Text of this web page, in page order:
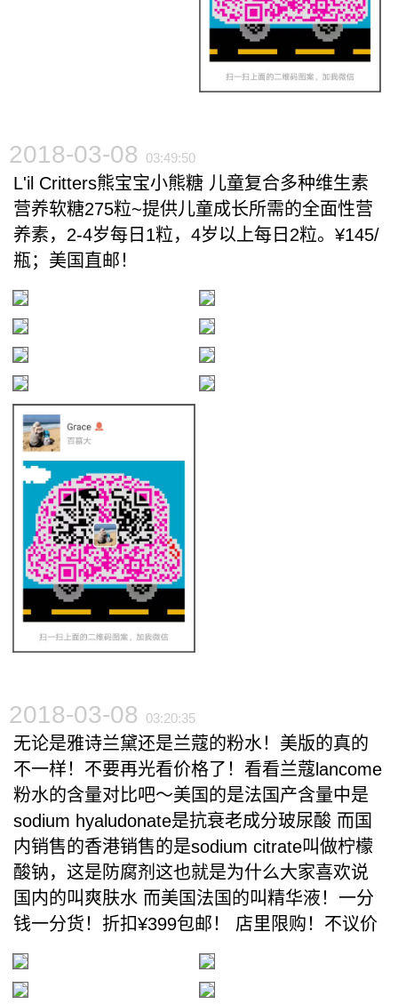
2018-03-08 03:49:50
L'il Critters熊宝宝小熊糖 儿童复合多种维生素
营养软糖275粒~提供儿童成长所需的全面性营
养素，2-4岁每日1粒，4岁以上每日2粒。¥145/
瓶；美国直邮！
2018-03-08 03:20:35
无论是雅诗兰黛还是兰蔻的粉水！美版的真的
不一样！不要再光看价格了！看看兰蔻lancome
粉水的含量对比吧～美国的是法国产含量中是
sodium hyaludonate是抗衰老成分玻尿酸 而国
内销售的香港销售的是sodium citrate叫做柠檬
酸钠，这是防腐剂这也就是为什么大家喜欢说
国内的叫爽肤水 而美国法国的叫精华液！一分
钱一分货！折扣¥399包邮！ 店里限购！不议价